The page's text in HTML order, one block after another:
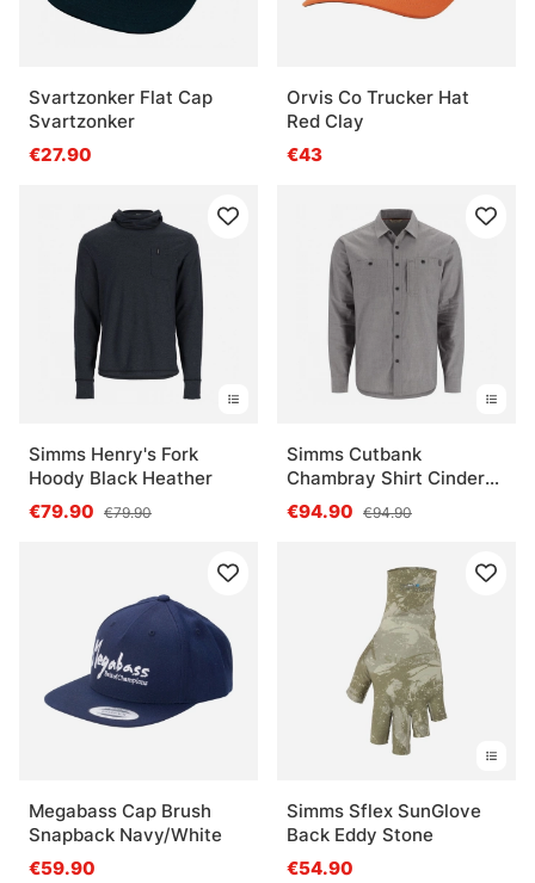
Svartzonker Flat Cap
Svartzonker
€27.90
Orvis Co Trucker Hat
Red Clay
€43
Simms Henry's Fork
Hoody Black Heather
€79.90 €79.90
Simms Cutbank
Chambray Shirt Cinder
Chambray
€94.90 €94.90
Megabass Cap Brush
Snapback Navy/White
€59.90
Simms Sflex SunGlove
Back Eddy Stone
€54.90